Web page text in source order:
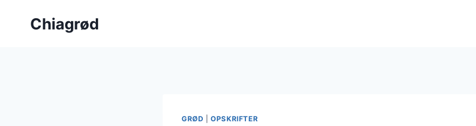
Chiagrød
GRØD |OPSKRIFTER